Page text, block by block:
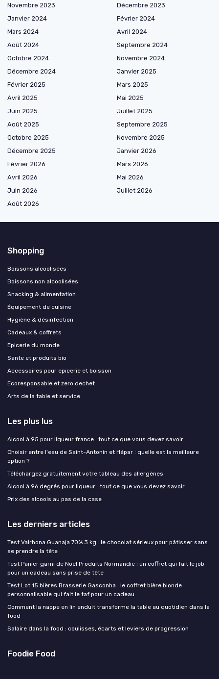
Novembre 2023
Décembre 2023
Janvier 2024
Février 2024
Mars 2024
Avril 2024
Août 2024
Septembre 2024
Octobre 2024
Novembre 2024
Décembre 2024
Janvier 2025
Février 2025
Mars 2025
Avril 2025
Mai 2025
Juin 2025
Juillet 2025
Août 2025
Septembre 2025
Octobre 2025
Novembre 2025
Décembre 2025
Janvier 2026
Février 2026
Mars 2026
Avril 2026
Mai 2026
Juin 2026
Juillet 2026
Août 2026
Shopping
Boissons alcoolisées
Boissons non alcoolisées
Snacking & alimentation
Équipement de cuisine
Hygiène & désinfection
Cadeaux & coffrets
Epicerie du monde
Sante et produits bio
Accessoires pour epicerie et boisson
Ecoresponsable et zero dechet
Arts de la table et service
Les plus lus
Alcool à 95 pour liqueur france : tout ce que vous devez savoir
Choisir entre l'eau de Saint-Antonin et Hépar : quelle est la meilleure
option ?
Téléchargez gratuitement votre tableau des allergènes
Alcool à 96 degrés pour liqueur : tout ce que vous devez savoir
Prix des alcools au pas de la case
Les derniers articles
Test Valrhona Guanaja 70% 3 kg : le chocolat sérieux pour pâtisser sans
se prendre la tête
Test Panier garni de Noël Produits Normandie : un coffret qui fait le job
pour un cadeau sans prise de tête
Test Lot 15 bières Brasserie Gasconha : le coffret bière blonde
personnalisable qui fait le taf pour un cadeau
Comment la nappe en lin enduit transforme la table au quotidien dans la
food
Salaire dans la food : coulisses, écarts et leviers de progression
Foodie Food